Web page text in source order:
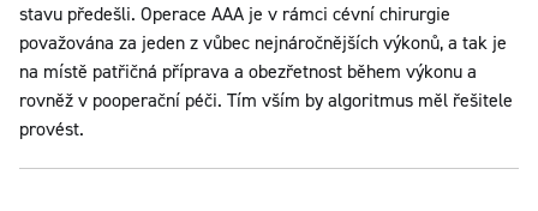
stavu předešli. Operace AAA je v rámci cévní chirurgie
považována za jeden z vůbec nejnáročnějších výkonů, a tak je
na místě patřičná příprava a obezřetnost během výkonu a
rovněž v pooperační péči. Tím vším by algoritmus měl řešitele
provést.